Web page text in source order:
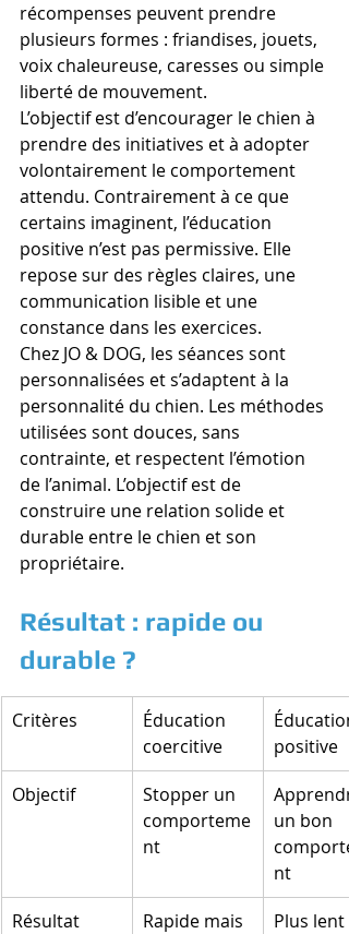
récompenses peuvent prendre
plusieurs formes : friandises, jouets,
voix chaleureuse, caresses ou simple
liberté de mouvement.
L’objectif est d’encourager le chien à
prendre des initiatives et à adopter
volontairement le comportement
attendu. Contrairement à ce que
certains imaginent, l’éducation
positive n’est pas permissive. Elle
repose sur des règles claires, une
communication lisible et une
constance dans les exercices.
Chez JO & DOG, les séances sont
personnalisées et s’adaptent à la
personnalité du chien. Les méthodes
utilisées sont douces, sans
contrainte, et respectent l’émotion
de l’animal. L’objectif est de
construire une relation solide et
durable entre le chien et son
propriétaire.
Résultat : rapide ou
durable ?
Critères
Éducation
coercitive
Éducation
positive
Objectif
Stopper un
comporteme
nt
un bon
nt
Résultat
Rapide mais
Plus lent